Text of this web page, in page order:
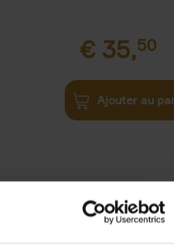
€ 35,50
Ajouter au
37,50